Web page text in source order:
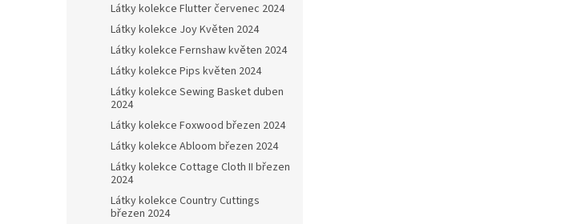
Látky kolekce Flutter červenec 2024
Látky kolekce Joy Květen 2024
Látky kolekce Fernshaw květen 2024
Látky kolekce Pips květen 2024
Látky kolekce Sewing Basket duben
2024
Látky kolekce Foxwood březen 2024
Látky kolekce Abloom březen 2024
Látky kolekce Cottage Cloth II březen
2024
Látky kolekce Country Cuttings
březen 2024